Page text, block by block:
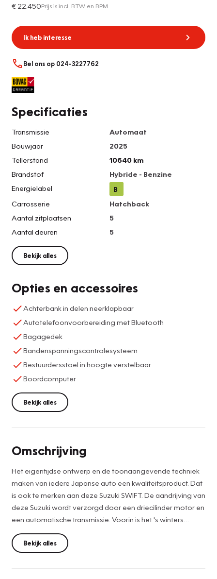
€ 22.450Prijs is incl. BTW en BPM
Ik heb interesse
Bel ons op 024-3227762
Specificaties
Transmissie
Automaat
Bouwjaar
2025
Tellerstand
10640 km
Brandstof
Hybride - Benzine
Energielabel
B
Carrosserie
Hatchback
Aantal zitplaatsen
5
Aantal deuren
5
Bekijk alles
Opties en accessoires
Achterbank in delen neerklapbaar
Autotelefoonvoorbereiding met Bluetooth
Bagagedek
Bandenspanningscontrolesysteem
Bestuurdersstoel in hoogte verstelbaar
Boordcomputer
Bekijk alles
Omschrijving
Het eigentijdse ontwerp en de toonaangevende techniek
maken van iedere Japanse auto een kwaliteitsproduct. Dat
is ook te merken aan deze Suzuki SWIFT. De aandrijving van
deze Suzuki wordt verzorgd door een driecilinder motor en
een automatische transmissie. Voorin is het 's winters
genieten met de verwarmbare voorstoelen voor zowel
bestuurder als bijrijder. Dankzij de xenonverlichting
profiteert u in het donker van een krachtige en heldere
Bekijk alles